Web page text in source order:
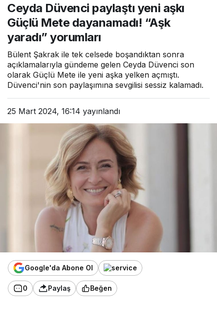
dayanamadı! “Aşk yaradı”
yorumları
Ceyda Düvenci paylaştı yeni aşkı
Güçlü Mete dayanamadı! “Aşk
yaradı” yorumları
Bülent Şakrak ile tek celsede boşandıktan sonra
açıklamalarıyla gündeme gelen Ceyda Düvenci son
olarak Güçlü Mete ile yeni aşka yelken açmıştı.
Düvenci'nin son paylaşımına sevgilisi sessiz kalamadı.
25 Mart 2024, 16:14 yayınlandı
Google'da Abone Ol
0 Paylaş Beğen